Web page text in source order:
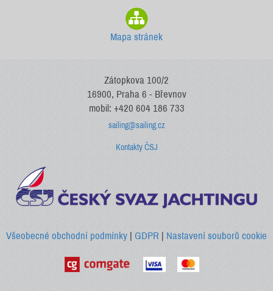
Mapa stránek
Zátopkova 100/2
16900, Praha 6 - Břevnov
mobil: +420 604 186 733
sailing@sailing.cz
Kontakty ČSJ
Všeobecné obchodní podmínky| GDPR |Nastavení souborů cookie